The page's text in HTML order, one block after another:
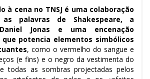
à cena no TNSJ é uma colaboração
palavras de Shakespeare, a
Jonas e uma encenação
que potencia elementos simbólicos
, como o vermelho do sangue e
(e fins) e o negro da vestimenta do
todas as sombras projectadas pelos